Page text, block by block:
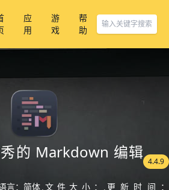
应
用
游
戏
帮
助
的 Markdown 编辑 4.4.9
言：简体 文件大小：
更新时间：